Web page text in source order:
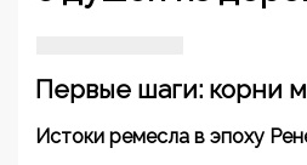
Первые шаги: корни
Истоки ремесла в эпоху